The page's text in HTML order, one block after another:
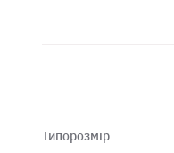
Типорозмір